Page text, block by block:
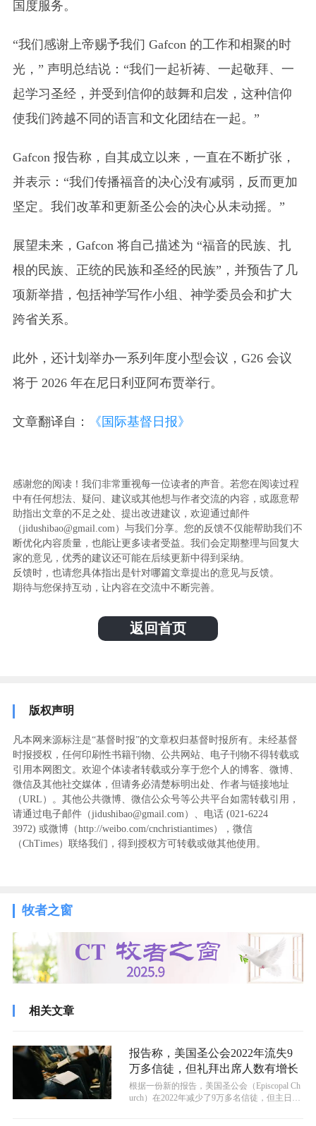
国度服务。
“我们感谢上帝赐予我们 Gafcon 的工作和相聚的时
光，” 声明总结说：“我们一起祈祷、一起敬拜、一
起学习圣经，并受到信仰的鼓舞和启发，这种信仰
使我们跨越不同的语言和文化团结在一起。”
Gafcon 报告称，自其成立以来，一直在不断扩张，
并表示：“我们传播福音的决心没有减弱，反而更加
坚定。我们改革和更新圣公会的决心从未动摇。”
展望未来，Gafcon 将自己描述为 “福音的民族、扎
根的民族、正统的民族和圣经的民族”，并预告了几
项新举措，包括神学写作小组、神学委员会和扩大
跨省关系。
此外，还计划举办一系列年度小型会议，G26 会议
将于 2026 年在尼日利亚阿布贾举行。
文章翻译自： 《国际基督日报》
感谢您的阅读！我们非常重视每一位读者的声音。若您在阅读过程
中有任何想法、疑问、建议或其他想与作者交流的内容，或愿意帮
助指出文章的不足之处、提出改进建议，欢迎通过邮件
（jidushibao@gmail.com）与我们分享。您的反馈不仅能帮助我们不
断优化内容质量，也能让更多读者受益。我们会定期整理与回复大
家的意见，优秀的建议还可能在后续更新中得到采纳。
反馈时，也请您具体指出是针对哪篇文章提出的意见与反馈。
期待与您保持互动，让内容在交流中不断完善。
返回首页
版权声明
凡本网来源标注是“基督时报”的文章权归基督时报所有。未经基督
时报授权，任何印刷性书籍刊物、公共网站、电子刊物不得转载或
引用本网图文。欢迎个体读者转载或分享于您个人的博客、微博、
微信及其他社交媒体，但请务必清楚标明出处、作者与链接地址
（URL）。其他公共微博、微信公众号等公共平台如需转载引用，
请通过电子邮件（jidushibao@gmail.com）、电话 (021-6224
3972) ‬或微博（http://weibo.com/cnchristiantimes），微信
（ChTimes）联络我们，得到授权方可转载或做其他使用。
牧者之窗
相关文章
报告称，美国圣公会2022年流失9
万多信徒，但礼拜出席人数有增长
​根据一份新的报告，美国圣公会（Episcopal Ch
urch）在2022年减少了9万多名信徒，但主日礼